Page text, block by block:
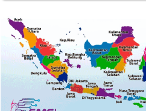
o
l
r
e
s